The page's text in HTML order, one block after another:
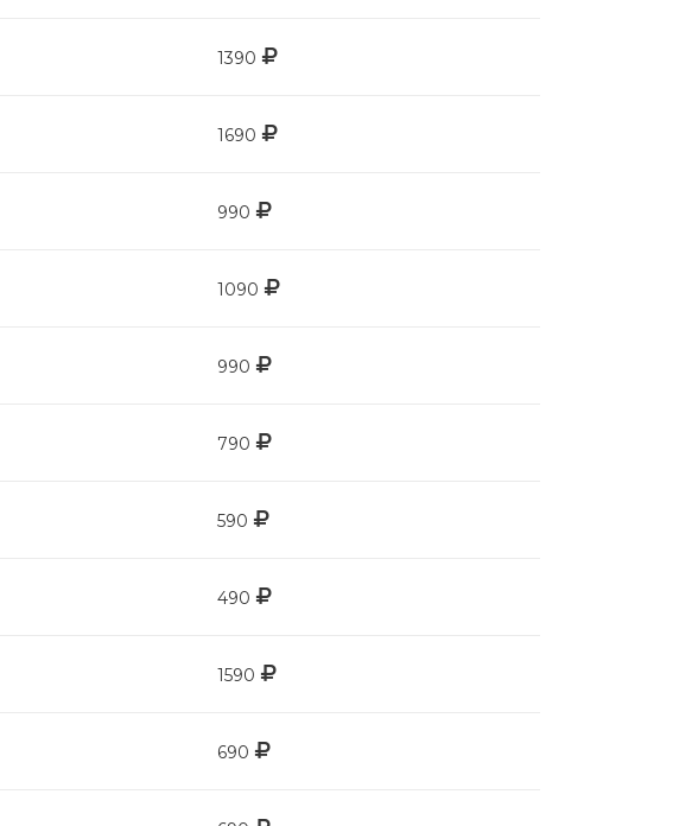
1390
1690
990
1090
990
790
590
490
1590
690